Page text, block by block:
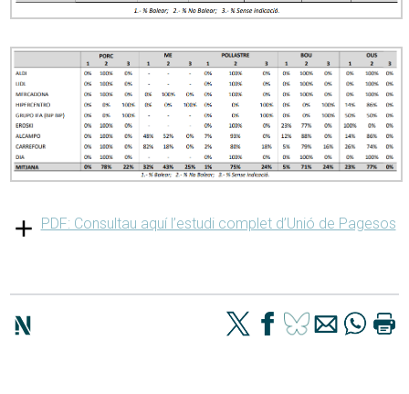
PDF: Consultau aquí l’estudi complet d’Unió de Pagesos